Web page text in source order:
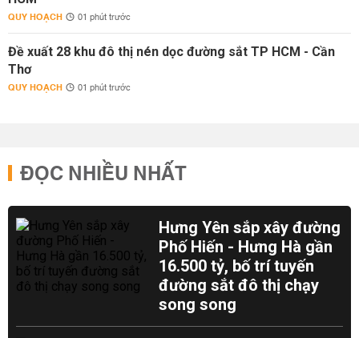
QUY HOẠCH 01 phút trước
Đề xuất 28 khu đô thị nén dọc đường sắt TP HCM - Cần
Thơ
QUY HOẠCH 01 phút trước
ĐỌC NHIỀU NHẤT
Hưng Yên sắp xây đường
Phố Hiến - Hưng Hà gần
16.500 tỷ, bố trí tuyến
đường sắt đô thị chạy
song song